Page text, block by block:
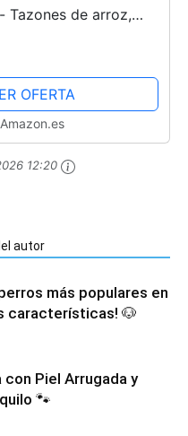
Tazones de arroz,
Con palillos - Gato de
OFERTA
Amazon.es
12:20
autor
más populares en
características! 🐶
con Piel Arrugada y
🐾